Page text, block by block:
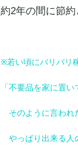
約2年の間に節
※若い頃にバリバリ
「不要品を家に置
そのように言われ
やっぱり出来る人